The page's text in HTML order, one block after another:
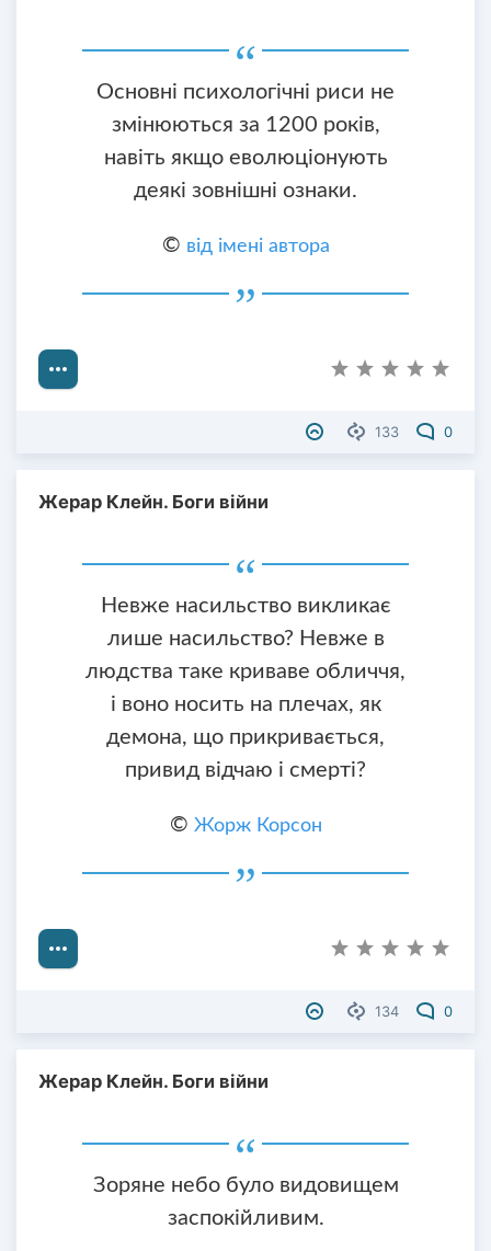
Основні психологічні риси не
змінюються за 1200 років,
навіть якщо еволюціонують
деякі зовнішні ознаки.
© від імені автора
133 0
Жерар Клейн. Боги війни
Невже насильство викликає
лише насильство? Невже в
людства таке криваве обличчя,
і воно носить на плечах, як
демона, що прикривається,
привид відчаю і смерті?
© Жорж Корсон
134 0
Жерар Клейн. Боги війни
Зоряне небо було видовищем
заспокійливим.